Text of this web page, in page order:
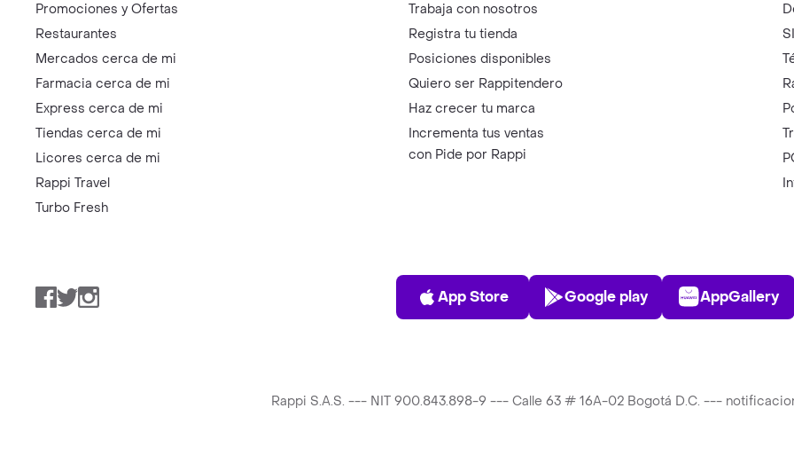
Promociones y Ofertas
Restaurantes
Mercados cerca de mi
Farmacia cerca de mi
Express cerca de mi
Tiendas cerca de mi
Licores cerca de mi
Rappi Travel
Turbo Fresh
Trabaja con nosotros
Registra tu tienda
Posiciones disponibles
Quiero ser Rappitendero
Haz crecer tu marca
Incrementa tus ventas
con Pide por Rappi
Facebook
TwitterInstagram
App Store
App Store
Play Store
Google play AppGallery
Rappi S.A.S. --- NIT 900.843.898-9 --- Calle 63 # 16A-02 Bogotá D.C. ---